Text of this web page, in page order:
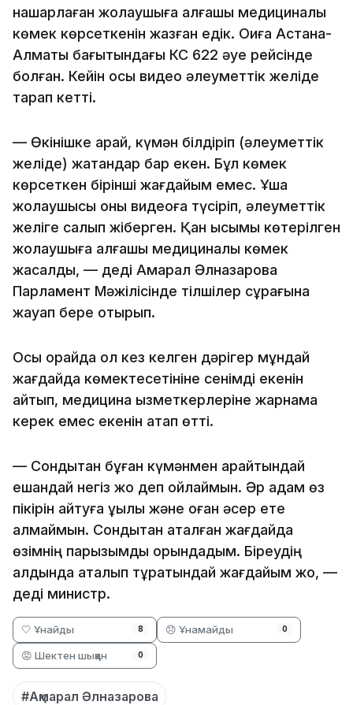
нашарлаған жолаушыға алғашқы медициналық
көмек көрсеткенін жазған едік. Оқиға Астана-
Алматы бағытындағы КС 622 әуе рейсінде
болған. Кейін осы видео әлеуметтік желіде
тарап кетті.
— Өкінішке қарай, күмән білдіріп (әлеуметтік
желіде) жатқандар бар екен. Бұл көмек
көрсеткен бірінші жағдайым емес. Ұшақ
жолаушысы оны видеоға түсіріп, әлеуметтік
желіге салып жіберген. Қан қысымы көтерілген
жолаушыға алғашқы медициналық көмек
жасалды, — деді Ақмарал Әлназарова
Парламент Мәжілісінде тілшілер сұрағына
жауап бере отырып.
Осы орайда ол кез келген дәрігер мұндай
жағдайда көмектесетініне сенімді екенін
айтып, медицина қызметкерлеріне жарнама
керек емес екенін атап өтті.
— Сондықтан бұған күмәнмен қарайтындай
ешқандай негіз жоқ деп ойлаймын. Әр адам өз
пікірін айтуға құқылы және оған әсер ете
алмаймын. Сондықтан аталған жағдайда
өзімнің парызымды орындадым. Біреудің
алдында ақталып тұратындай жағдайым жоқ, —
деді министр.
🤍 Ұнайды 8 😞 Ұнамайды 0
😡 Шектен шыққан 0
#Ақмарал Әлназарова